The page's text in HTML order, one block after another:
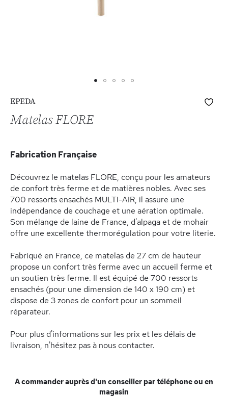
beginning
the
images
EPEDA
Matelas FLORE
Fabrication Française
Découvrez le matelas FLORE, conçu pour les amateurs
de confort très ferme et de matières nobles. Avec ses
700 ressorts ensachés MULTI-AIR, il assure une
indépendance de couchage et une aération optimale.
Son mélange de laine de France, d'alpaga et de mohair
offre une excellente thermorégulation pour votre literie.
Fabriqué en France, ce matelas de 27 cm de hauteur
propose un confort très ferme avec un accueil ferme et
un soutien très ferme. Il est équipé de 700 ressorts
ensachés (pour une dimension de 140 x 190 cm) et
dispose de 3 zones de confort pour un sommeil
réparateur.
Pour plus d'informations sur les prix et les délais de
livraison, n'hésitez pas à nous contacter.
A commander auprès d'un conseiller par téléphone ou en
magasin